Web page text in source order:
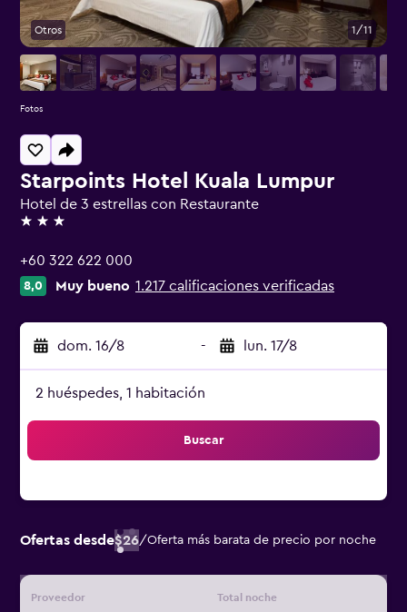
Starpoints Hotel Kuala Lumpur
Hotel de 3 estrellas con Restaurante
3 estrellas
+60 322 622 000
8,0 Muy bueno 1.217 calificaciones verificadas
dom. 16/8 - lun. 17/8
2 huéspedes, 1 habitación
Buscar
Ofertas desde$26/Oferta más barata de precio por noche
Proveedor Total noche
Otros 1/11
Fotos